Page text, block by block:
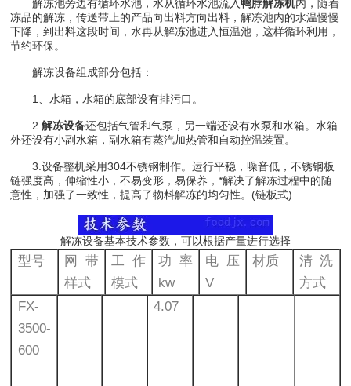
解冻池旁边有循环水池，水从循环水池流入鸭脖解冻机内，随着
冻品的解冻，传送带上的产品向出料方向出料，解冻池内的水温慢慢
下降，到出料这段时间，水再从解冻池进入恒温池，这样循环利用，
节约环保。
解冻设备组成部分包括：
1、水箱，水箱的底部设有排污口。
2.解冻设备还包括气管和气泵，另一端还设有水泵和水箱。水箱
外还设有小副水箱，副水箱有蒸汽加热管和自动控温装置。
3.设备整机采用304不锈钢制作。运行平稳，噪音低，不锈钢板
链强度高，伸缩性小，不易变形，易保养，*解决了解冻过程中的随
意性，加强了一致性，提高了物料解冻的均匀性。(链板式)
解冻设备基本技术参数，可以根据产量进行选择
型号
网带
样式
工作
模式
功率
kw
电压
V
材质
清洗
方式
FX-
3500-
600
4.07